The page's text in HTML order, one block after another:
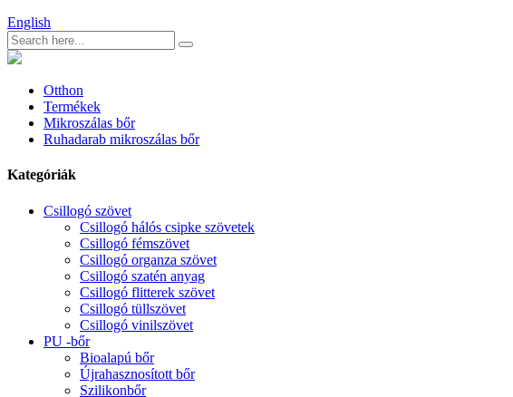
English
Otthon
Termékek
Mikroszálas bőr
Ruhadarab mikroszálas bőr
Kategóriák
Csillogó szövet
Csillogó hálós csipke szövetek
Csillogó fémszövet
Csillogó organza szövet
Csillogó szatén anyag
Csillogó flitterek szövet
Csillogó tüllszövet
Csillogó vinilszövet
PU -bőr
Bioalapú bőr
Újrahasznosított bőr
Szilikonbőr